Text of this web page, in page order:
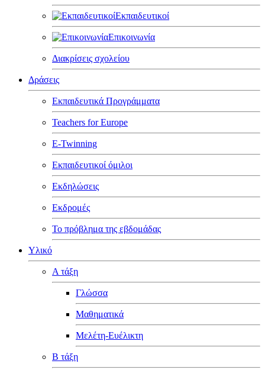
Εκπαιδευτικοί
Επικοινωνία
Διακρίσεις σχολείου
Δράσεις
Εκπαιδευτικά Προγράμματα
Teachers for Europe
E-Twinning
Εκπαιδευτικοί όμιλοι
Εκδηλώσεις
Εκδρομές
Το πρόβλημα της εβδομάδας
Υλικό
Α τάξη
Γλώσσα
Μαθηματικά
Μελέτη-Ευέλικτη
Β τάξη